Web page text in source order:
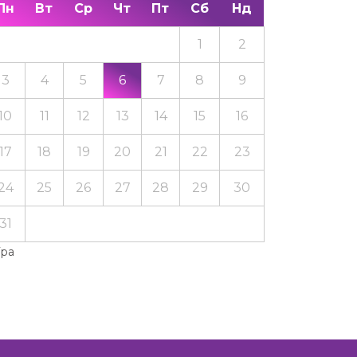
Вт Ср Чт Пт Сб Нд
1 2
3 4 5 6 7 8 9
11 12 13 14 15 16
18 19 20 21 22 23
25 26 27 28 29 30